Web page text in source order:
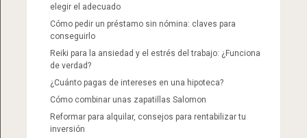
elegir el adecuado
Cómo pedir un préstamo sin nómina: claves para
conseguirlo
Reiki para la ansiedad y el estrés del trabajo: ¿Funciona
de verdad?
¿Cuánto pagas de intereses en una hipoteca?
Cómo combinar unas zapatillas Salomon​
Reformar para alquilar, consejos para rentabilizar tu
inversión